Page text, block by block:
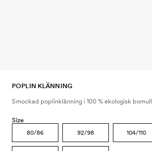
POPLIN KLÄNNING
Smockad poplinklänning i 100 % ekologisk bomull
Size
80/86 92/98 104/110